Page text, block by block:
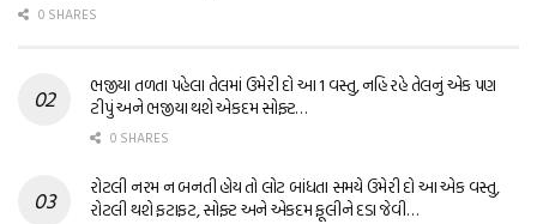
0 SHARES
ભજીયા તળતા પહેલા તેલમાં ઉમેરી દો આ 1 વસ્તુ, નહિ રહે તેલનું એક પણ
ટીપું અને ભજીયા થશે એકદમ સોફ્ટ…
0 SHARES
રોટલી નરમ ન બનતી હોય તો લોટ બાંધતા સમયે ઉમેરી દો આ એક વસ્તુ,
રોટલી થશે ફટાફટ, સોફ્ટ અને એકદમ ફૂલીને દડા જેવી…